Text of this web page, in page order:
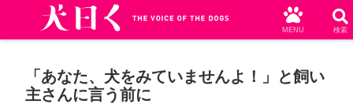
「あなた、犬をみていませんよ！」と飼い
主さんに言う前に
MENU 検索